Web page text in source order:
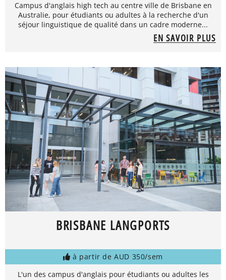
Campus d'anglais high tech au centre ville de Brisbane en
Australie, pour étudiants ou adultes à la recherche d'un
séjour linguistique de qualité dans un cadre moderne...
EN SAVOIR PLUS
BRISBANE LANGPORTS
à partir de AUD 350/sem
L'un des campus d'anglais pour étudiants ou adultes les